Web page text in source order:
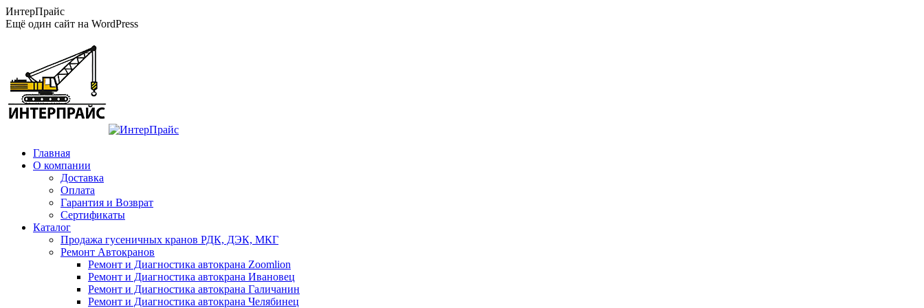
Перейти
к
ИнтерПрайс
Ещё один сайт на WordPress
Главная
О компании
Доставка
Оплата
Гарантия и Возврат
Сертификаты
Каталог
Продажа гусеничных кранов РДК, ДЭК, МКГ
Ремонт Автокранов
Ремонт и Диагностика автокрана Zoomlion
Ремонт и Диагностика автокрана Ивановец
Ремонт и Диагностика автокрана Галичанин
Ремонт и Диагностика автокрана Челябинец